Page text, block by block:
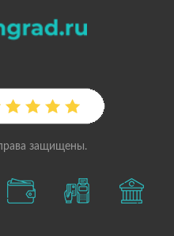
защищены.